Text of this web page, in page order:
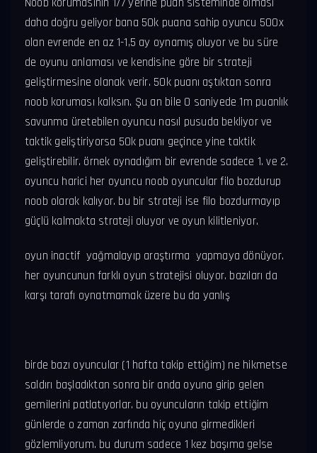
daha doğru geliyor bana 50k puana sahip oyuncu 500x
olan evrende en az 1-1,5 ay oynamış oluyor ve bu süre
de oyunu anlaması ve kendisine göre bir strateji
geliştirmesine olanak verir. 50k puanı aştıktan sonra
noob koruması kalksın. Şu an bile 0 saniyede 1m puanlık
savunma üretebilen oyuncu nasıl pusuda bekliyor ve
taktik geliştiriyorsa 50k puanı geçince yine taktik
geliştirebilir. örnek oynadığım bir evrende sadece 1. ve 2.
oyuncu harici her oyuncu noob oyuncular filo bozdurup
noob olarak kalıyor. bu bir strateji ise filo bozdurmayıp
güçlü kalmakta strateji oluyor ve oyun kilitleniyor.
oyun inactif yağmalayıp araştırma yapmaya dönüyor.
her oyuncunun farklı oyun stratejisi oluyor. bazıları da
karşı tarafı oynatmamak üzere bu da yanlış
birde bazı oyuncular (1 hafta takip ettiğim) ne hikmetse
saldırı başladıktan sonra bir anda oyuna girip gelen
gemilerini patlatıyorlar. bu oyuncuların takip ettiğim
günlerde o zaman zarfında hiç oyuna girmedikleri
gözlemliyorum. bu durum sadece 1 kez başıma gelse